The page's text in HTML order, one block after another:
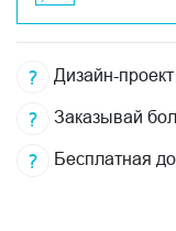
Дизайн-
Заказывай
Бесплатная